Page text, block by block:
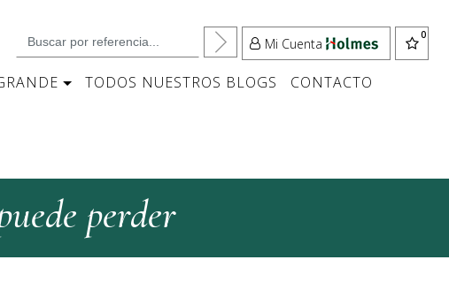
Mi Cuenta
TODOS NUESTROS BLOGS CONTACTO
perder